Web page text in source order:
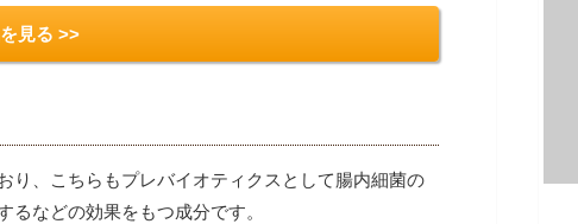
見る >>
り、こちらもプレバイオティクスとして腸内細菌の
などの効果をもつ成分です。